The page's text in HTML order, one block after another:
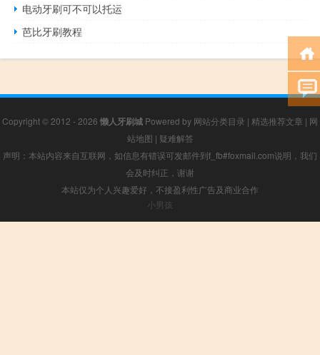
电动牙刷可不可以托运
芭比牙刷教程
Copyright © 2012 - 2026 懒人牙刷城 Powered by 网站分类目录 | 精选推荐文章 | 网
站地图 | 疑难解答
声明：本站内容来自互联网，如信息有错误可发邮件到f_fb#foxmail.com说明，我们
会及时纠正，谢谢
本站仅为个人兴趣爱好，不接盈利性广告及商业合作
小男孩